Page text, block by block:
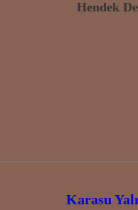
Hendek
Karasu